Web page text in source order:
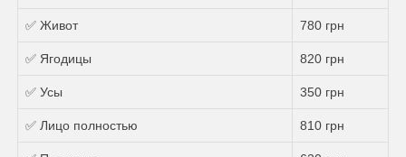
✅ Живот 780 грн
✅ Ягодицы 820 грн
✅ Усы 350 грн
✅ Лицо полностью 810 грн